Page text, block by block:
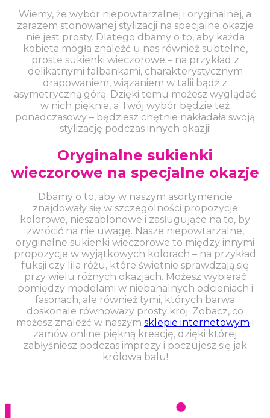
Wiemy, że wybór niepowtarzalnej i oryginalnej, a
zarazem stonowanej stylizacji na specjalne okazje
nie jest prosty. Dlatego dbamy o to, aby każda
kobieta mogła znaleźć u nas również subtelne,
proste sukienki wieczorowe – na przykład z
delikatnymi falbankami, charakterystycznym
drapowaniem, wiązaniem w talii bądź z
asymetryczną górą. Dzięki temu możesz wyglądać
w nich pięknie, a Twój wybór będzie też
ponadczasowy – będziesz chętnie nakładała swoją
stylizację podczas innych okazji!
Oryginalne sukienki
wieczorowe na specjalne okazje
Dbamy o to, aby w naszym asortymencie
znajdowały się w szczególności propozycje
kolorowe, nieszablonowe i zasługujące na to, by
zwrócić na nie uwagę. Nasze niepowtarzalne,
oryginalne sukienki wieczorowe to między innymi
propozycje w wyjątkowych kolorach – na przykład
fuksji czy lila różu, które świetnie sprawdzają się
przy wielu różnych okazjach. Możesz wybierać
pomiędzy modelami w niebanalnych odcieniach i
fasonach, ale również tymi, których barwa
doskonale równoważy prosty krój. Zobacz, co
możesz znaleźć w naszym sklepie internetowym i
zamów online piękną kreację, dzięki której
zabłyśniesz podczas imprezy i poczujesz się jak
królowa balu!